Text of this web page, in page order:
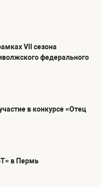
VII сезона
федерального
в конкурсе «Отец
в Пермь